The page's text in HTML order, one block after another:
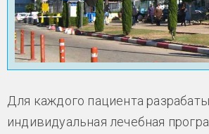
Для каждого пациента
индивидуальная лечебная